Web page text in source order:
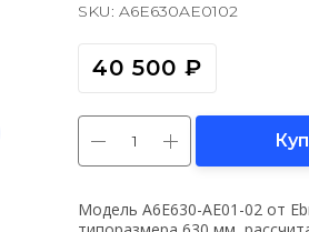
SKU: A6E630AE0102
40 500 ₽
Модель A6E630-AE01-02 от